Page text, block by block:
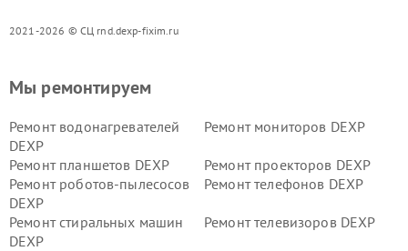
2021-2026 © СЦ rnd.dexp-fixim.ru
Мы ремонтируем
Ремонт водонагревателей
DEXP
Ремонт мониторов DEXP
Ремонт планшетов DEXP
Ремонт проекторов DEXP
Ремонт роботов-пылесосов
DEXP
Ремонт телефонов DEXP
Ремонт стиральных машин
DEXP
Ремонт телевизоров DEXP